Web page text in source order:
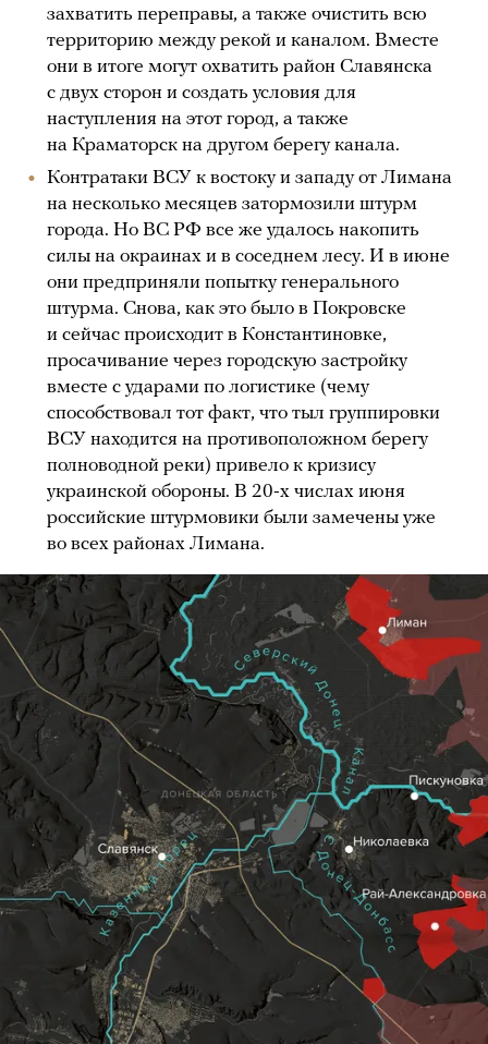
захватить переправы, а также очистить всю
территорию между рекой и каналом. Вместе
они в итоге могут охватить район Славянска
с двух сторон и создать условия для
наступления на этот город, а также
на Краматорск на другом берегу канала.
Контратаки ВСУ к востоку и западу от Лимана
на несколько месяцев затормозили штурм
города. Но ВС РФ все же удалось накопить
силы на окраинах и в соседнем лесу. И в июне
они предприняли попытку генерального
штурма. Снова, как это было в Покровске
и сейчас происходит в Константиновке,
просачивание через городскую застройку
вместе с ударами по логистике (чему
способствовал тот факт, что тыл группировки
ВСУ находится на противоположном берегу
полноводной реки) привело к кризису
украинской обороны. В 20-х числах июня
российские штурмовики были замечены уже
во всех районах Лимана.